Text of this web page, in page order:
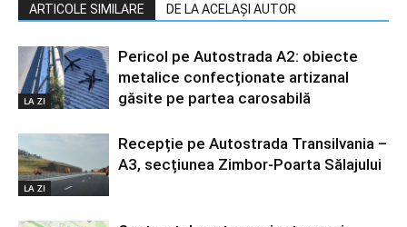
ARTICOLE SIMILARE DE LA ACELAȘI AUTOR
LA ZI
Pericol pe Autostrada A2: obiecte
metalice confecționate artizanal
găsite pe partea carosabilă
LA ZI
Recepție pe Autostrada Transilvania –
A3, secțiunea Zimbor-Poarta Sălajului